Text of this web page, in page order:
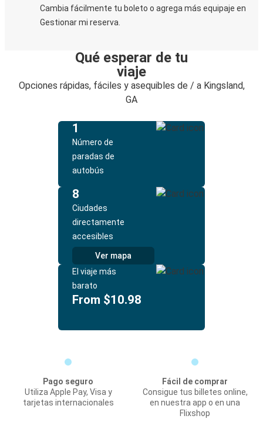
Cambia fácilmente tu boleto o agrega más equipaje en
Gestionar mi reserva.
Qué esperar de tu
viaje
Opciones rápidas, fáciles y asequibles de / a Kingsland,
GA
1
Número de
paradas de
autobús
8
Ciudades
directamente
accesibles
Ver mapa
El viaje más
barato
From $10.98
Pago seguro
Utiliza Apple Pay, Visa y
tarjetas internacionales
Fácil de comprar
Consigue tus billetes online,
en nuestra app o en una
Flixshop